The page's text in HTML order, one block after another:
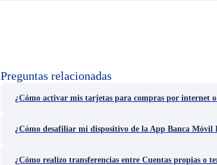
Preguntas relacionadas
¿Cómo activar mis tarjetas para compras por internet
¿Cómo desafiliar mi dispositivo de la App Banca Móvil
¿Cómo realizo transferencias entre Cuentas propias o